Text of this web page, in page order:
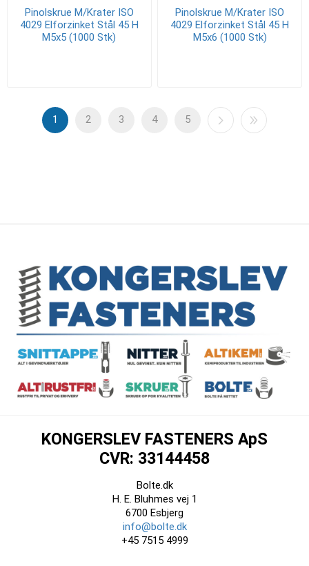
Pinolskrue M/Krater ISO
4029 Elforzinket Stål 45 H
M5x5 (1000 Stk)
Pinolskrue M/Krater ISO
4029 Elforzinket Stål 45 H
M5x6 (1000 Stk)
1 2 3 4 5
KONGERSLEV FASTENERS ApS
CVR: 33144458
Bolte.dk
H. E. Bluhmes vej 1
6700 Esbjerg
info@bolte.dk
+45 7515 4999